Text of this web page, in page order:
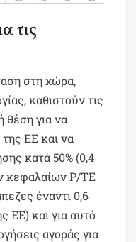
τις
στη χώρα,
καθιστούν τις
θέση για να
της ΕΕ και να
κατά 50% (0,4
κεφαλαίων P/TE
έναντι 0,6
ΕΕ) και για αυτό
αγοράς για